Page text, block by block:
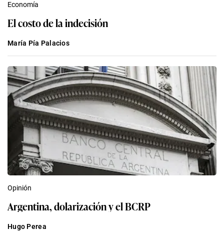
Economía
El costo de la indecisión
María Pía Palacios
Opinión
Argentina, dolarización y el BCRP
Hugo Perea